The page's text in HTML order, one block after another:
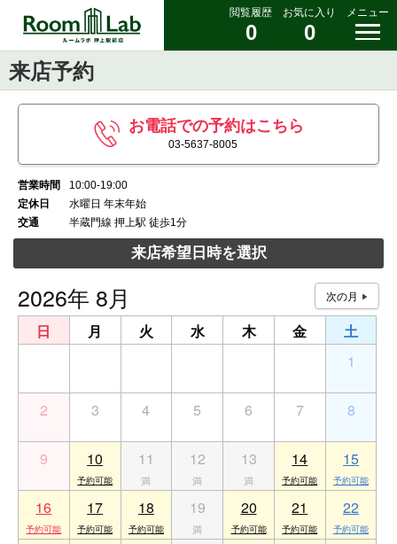
閲覧履歴
0
お気に入り
0
メニュー
来店予約
お電話での予約はこちら
03-5637-8005
営業時間
10:00-19:00
定休日
水曜日 年末年始
交通
半蔵門線 押上駅 徒歩1分
来店希望日時を選択
2026年 8月
日 月 火 水 木 金
土
1
2 3 4 5 6 7 8
9 10 11 12 13 14 15
16 17 18 19 20 21 22